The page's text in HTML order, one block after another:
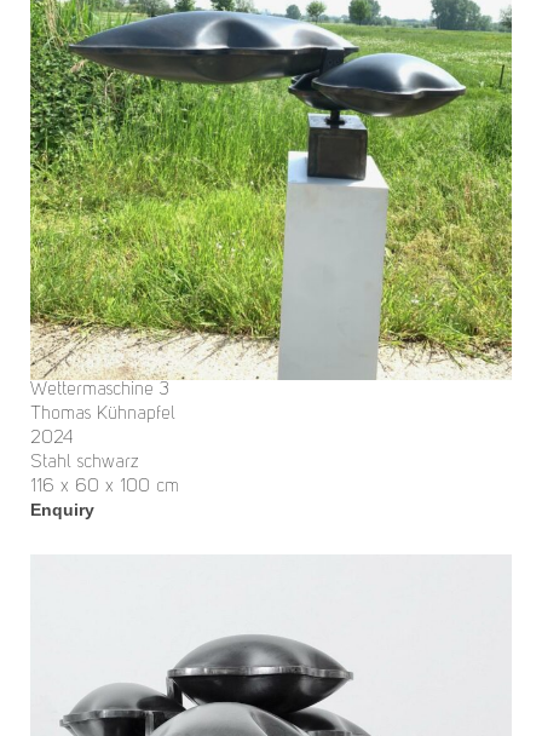
Wettermaschine 3
Thomas Kühnapfel
2024
Stahl schwarz
116 x 60 x 100 cm
Enquiry